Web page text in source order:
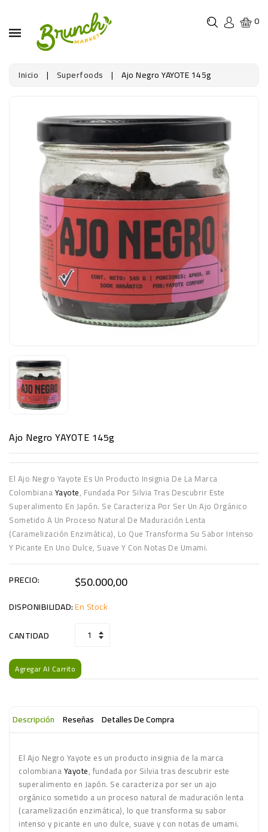
0
Inicio | Superfoods | Ajo Negro YAYOTE 145g
Ajo Negro YAYOTE 145g
El Ajo Negro Yayote Es Un Producto Insignia De La Marca
ColombianaYayote, Fundada Por Silvia Tras Descubrir Este
Superalimento En Japón. Se Caracteriza Por Ser Un Ajo Orgánico
Sometido A Un Proceso Natural De Maduración Lenta
(caramelización Enzimática), Lo Que Transforma Su Sabor Intenso
Y Picante En Uno Dulce, Suave Y Con Notas De Umami.
PRECIO: $50.000,00
DISPONIBILIDAD:En Stock
CANTIDAD
Agregar Al Carrito
Descripción Reseñas Detalles De Compra
El Ajo Negro Yayote es un producto insignia de la marca
colombianaYayote, fundada por Silvia tras descubrir este
superalimento en Japón. Se caracteriza por ser un ajo
orgánico sometido a un proceso natural de maduración lenta
(caramelización enzimática), lo que transforma su sabor
intenso y picante en uno dulce, suave y con notas de umami.